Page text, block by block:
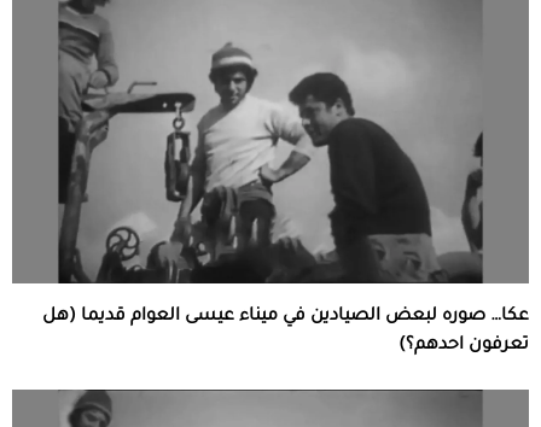
عكا… صوره لبعض الصيادين في ميناء عيسى العوام قديما (هل
تعرفون احدهم؟)